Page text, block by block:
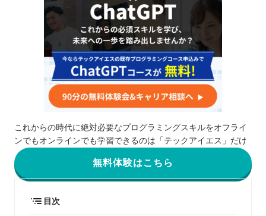
これからの時代に絶対必要なプログラミングスキルをオフライ
ンでもオンラインでも学習できるのは「テックアイエス」だけ
無料体験はこちら
目次